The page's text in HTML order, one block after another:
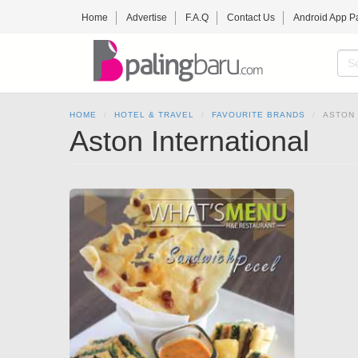
Home Advertise F.A.Q Contact Us Android App
HOME HOTEL & TRAVEL FAVOURITE BRANDS ASTON
Aston International